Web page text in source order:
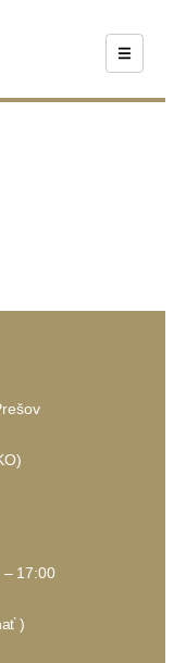
– 17:00
)